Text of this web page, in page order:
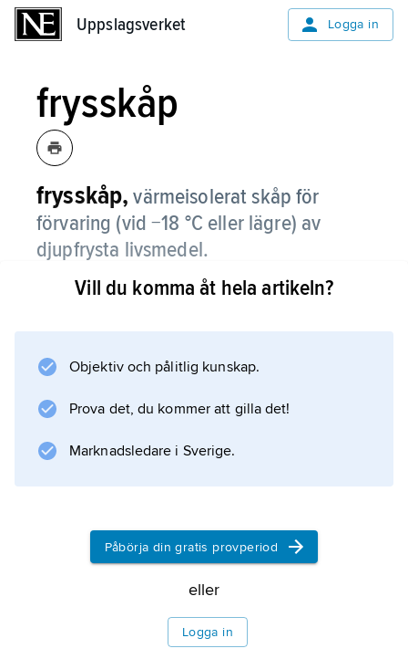
Uppslagsverket Logga in
frysskåp
frysskåp, värmeisolerat skåp för
förvaring (vid −18 °C eller lägre) av
djupfrysta livsmedel.
Frysskåp är utrustade med hyllor eller lådor
måste vara tät så att luftinträngning förhindras,
lämnas på glänt. Detta åstadkoms i stor
utsträckning med en speciell tätningslist, s.k.
Information om artikeln
Vill du komma åt hela artikeln?
Objektiv och pålitlig kunskap.
Prova det, du kommer att gilla det!
Marknadsledare i Sverige.
Påbörja din gratis provperiod
eller
Logga in